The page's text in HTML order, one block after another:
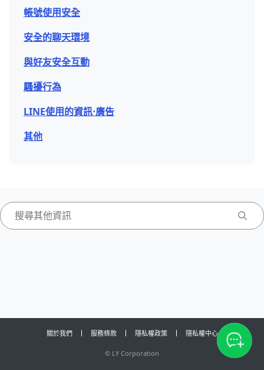
帳號使用安全
安全的聊天環境
與好友安全互動
騷擾行為
LINE使用的資訊⋅廣告
其他
關於我們 服務條款 隱私權政策 隱私權中心
© LY Corporation